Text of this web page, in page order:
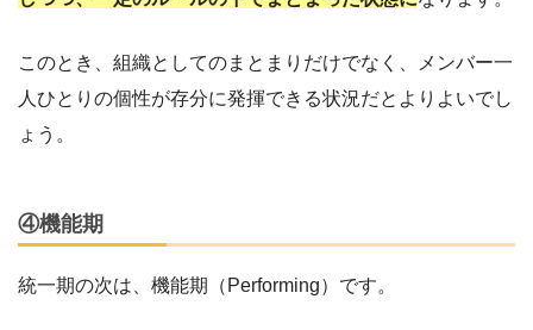
このとき、組織としてのまとまりだけでなく、メンバー一
人ひとりの個性が存分に発揮できる状況だとよりよいでし
ょう。
④機能期
統一期の次は、機能期（Performing）です。